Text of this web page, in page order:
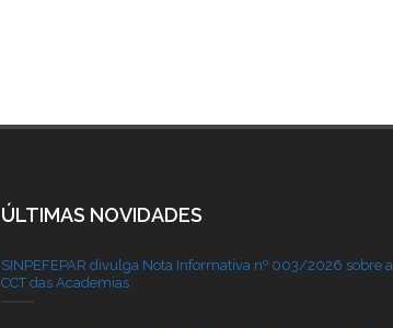
ÚLTIMAS NOVIDADES
SINPEFEPAR divulga Nota Informativa nº 003/2026 sobre a
CCT das Academias